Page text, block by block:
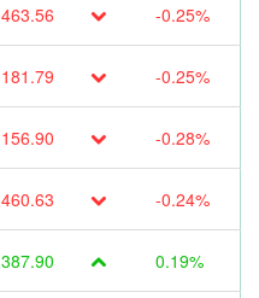
463.56 -0.25%
181.79 -0.25%
156.90 -0.28%
-0.24%
0.19%